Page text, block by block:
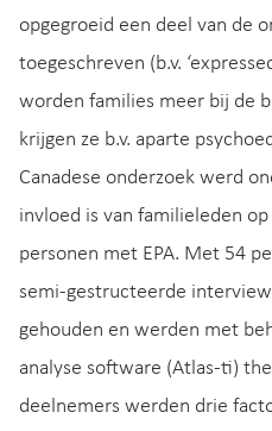
opgegroeid een deel van de
toegeschreven (b.v.
worden families meer bij de
krijgen ze b.v. aparte
Canadese onderzoek werd
invloed is van familieleden
personen met EPA. Met 54
semi-gestructeerde
gehouden en werden met
analyse software (Atlas-ti)
deelnemers werden drie